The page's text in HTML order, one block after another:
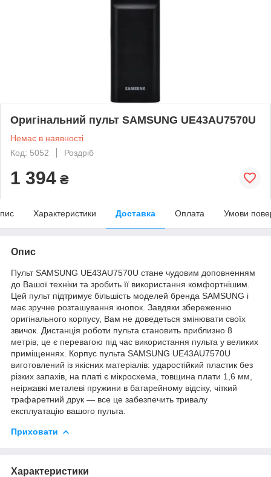
Оригінальний пульт SAMSUNG UE43AU7570U
Немає в наявності
Код: 5052
Роздріб
1 394 ₴
Характеристики Доставка Оплата Умови
Опис
Пульт SAMSUNG UE43AU7570U стане чудовим доповненням
до Вашої техніки та зробить її використання комфортнішим.
Цей пульт підтримує більшість моделей бренда SAMSUNG і
має зручне розташування кнопок. Завдяки збереженню
оригінального корпусу, Вам не доведеться змінювати своїх
звичок. Дистанція роботи пульта становить приблизно 8
метрів, це є перевагою під час використання пульта у великих
приміщеннях. Корпус пульта SAMSUNG UE43AU7570U
виготовлений із якісних матеріалів: ударостійкий пластик без
різких запахів, на платі є мікросхема, товщина плати 1,6 мм,
неіржавкі металеві пружини в батарейному відсіку, чіткий
трафаретний друк — все це забезпечить тривалу
експлуатацію вашого пульта.
Приховати
Характеристики